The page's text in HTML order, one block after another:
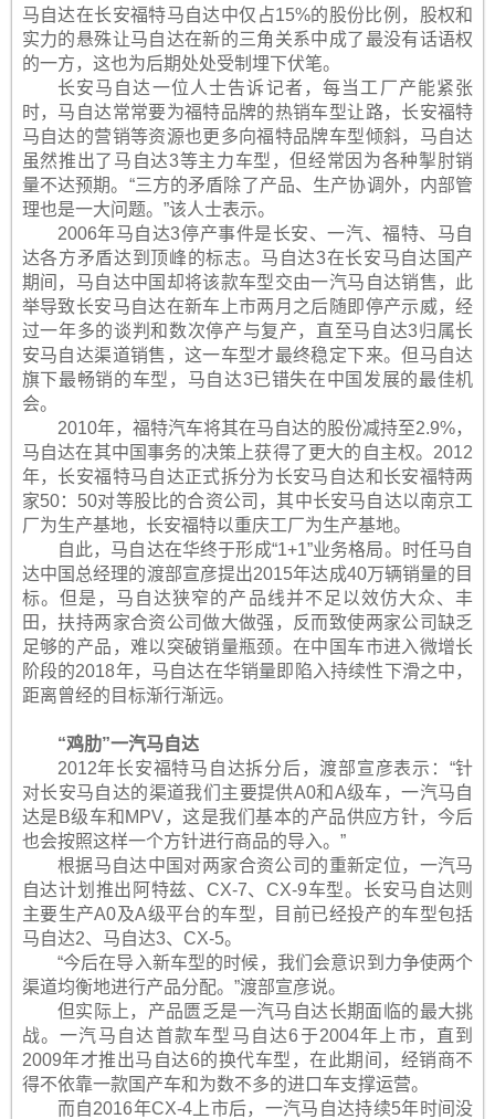
马自达在长安福特马自达中仅占15%的股份比例，股权和
实力的悬殊让马自达在新的三角关系中成了最没有话语权
的一方，这也为后期处处受制埋下伏笔。
长安马自达一位人士告诉记者，每当工厂产能紧张
时，马自达常常要为福特品牌的热销车型让路，长安福特
马自达的营销等资源也更多向福特品牌车型倾斜，马自达
虽然推出了马自达3等主力车型，但经常因为各种掣肘销
量不达预期。“三方的矛盾除了产品、生产协调外，内部管
理也是一大问题。”该人士表示。
2006年马自达3停产事件是长安、一汽、福特、马自
达各方矛盾达到顶峰的标志。马自达3在长安马自达国产
期间，马自达中国却将该款车型交由一汽马自达销售，此
举导致长安马自达在新车上市两月之后随即停产示威，经
过一年多的谈判和数次停产与复产，直至马自达3归属长
安马自达渠道销售，这一车型才最终稳定下来。但马自达
旗下最畅销的车型，马自达3已错失在中国发展的最佳机
会。
2010年，福特汽车将其在马自达的股份减持至2.9%，
马自达在其中国事务的决策上获得了更大的自主权。2012
年，长安福特马自达正式拆分为长安马自达和长安福特两
家50：50对等股比的合资公司，其中长安马自达以南京工
厂为生产基地，长安福特以重庆工厂为生产基地。
自此，马自达在华终于形成“1+1”业务格局。时任马自
达中国总经理的渡部宣彦提出2015年达成40万辆销量的目
标。但是，马自达狭窄的产品线并不足以效仿大众、丰
田，扶持两家合资公司做大做强，反而致使两家公司缺乏
足够的产品，难以突破销量瓶颈。在中国车市进入微增长
阶段的2018年，马自达在华销量即陷入持续性下滑之中，
距离曾经的目标渐行渐远。
“鸡肋”一汽马自达
2012年长安福特马自达拆分后，渡部宣彦表示：“针
对长安马自达的渠道我们主要提供A0和A级车，一汽马自
达是B级车和MPV，这是我们基本的产品供应方针，今后
也会按照这样一个方针进行商品的导入。”
根据马自达中国对两家合资公司的重新定位，一汽马
自达计划推出阿特兹、CX-7、CX-9车型。长安马自达则
主要生产A0及A级平台的车型，目前已经投产的车型包括
马自达2、马自达3、CX-5。
“今后在导入新车型的时候，我们会意识到力争使两个
渠道均衡地进行产品分配。”渡部宣彦说。
但实际上，产品匮乏是一汽马自达长期面临的最大挑
战。一汽马自达首款车型马自达6于2004年上市，直到
2009年才推出马自达6的换代车型，在此期间，经销商不
得不依靠一款国产车和为数不多的进口车支撑运营。
而自2016年CX-4上市后，一汽马自达持续5年时间没